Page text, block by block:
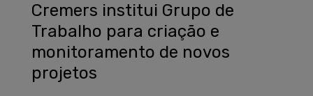
Cremers institui Grupo de
Trabalho para criação e
monitoramento de novos
projetos